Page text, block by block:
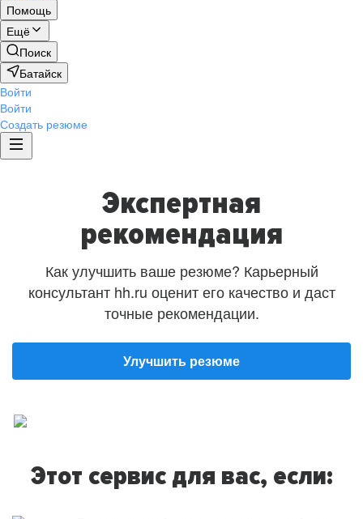
Помощь
Ещё
Поиск
Батайск
Войти
Войти
Создать резюме
Экспертная
рекомендация
Как улучшить ваше резюме? Карьерный
консультант hh.ru оценит его качество и даст
точные рекомендации.
Улучшить резюме
Этот сервис для вас, если: